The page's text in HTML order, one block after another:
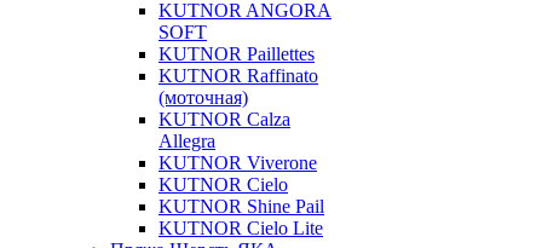
KUTNOR ANGORA
SOFT
KUTNOR Paillettes
KUTNOR Raffinato
(моточная)
KUTNOR Calza
Allegra
KUTNOR Viverone
KUTNOR Cielo
KUTNOR Shine Pail
KUTNOR Cielo Lite